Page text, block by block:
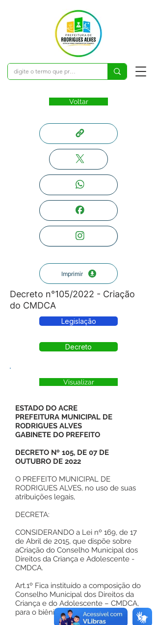
Voltar
Imprimir
Decreto n°105/2022 - Criação
do CMDCA
Legislação
Decreto
Visualizar
ESTADO DO ACRE
PREFEITURA MUNICIPAL DE
RODRIGUES ALVES
GABINETE DO PREFEITO
DECRETO Nº 105, DE 07 DE
OUTUBRO DE 2022
O PREFEITO MUNICIPAL DE
RODRIGUES ALVES, no uso de suas
atribuições legais,
DECRETA:
CONSIDERANDO a Lei nº 169, de 17
de Abril de 2015, que dispõe sobre
aCriação do Conselho Municipal dos
Direitos da Criança e Adolescente -
CMDCA.
Art.1º Fica instituído a composição do
Conselho Municipal dos Direitos da
Criança e do Adolescente – CMDCA,
para o biênio 2021/2023.